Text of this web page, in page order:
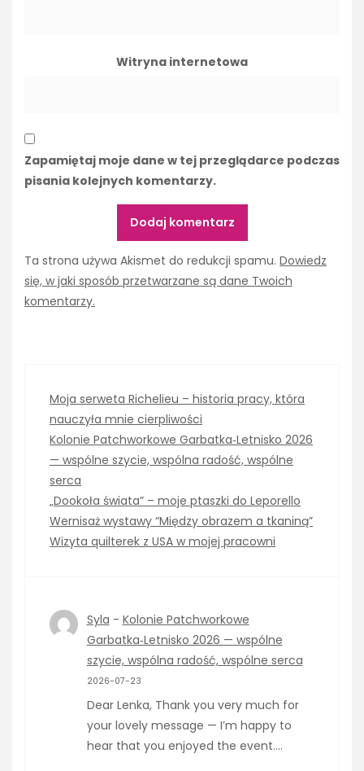
Witryna internetowa
Zapamiętaj moje dane w tej przeglądarce podczas
pisania kolejnych komentarzy.
Ta strona używa Akismet do redukcji spamu. Dowiedz
się, w jaki sposób przetwarzane są dane Twoich
komentarzy.
Moja serweta Richelieu – historia pracy, która
nauczyła mnie cierpliwości
Kolonie Patchworkowe Garbatka‑Letnisko 2026
— wspólne szycie, wspólna radość, wspólne
serca
„Dookoła świata” – moje ptaszki do Leporello
Wernisaż wystawy “Między obrazem a tkaniną”
Wizyta quilterek z USA w mojej pracowni
Syla - Kolonie Patchworkowe
Garbatka‑Letnisko 2026 — wspólne
szycie, wspólna radość, wspólne serca
2026-07-23
Dear Lenka, Thank you very much for
your lovely message — I’m happy to
hear that you enjoyed the event.…